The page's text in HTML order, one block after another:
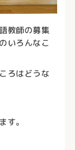
教師の募集
いろんなこ
ろはどうな
す。